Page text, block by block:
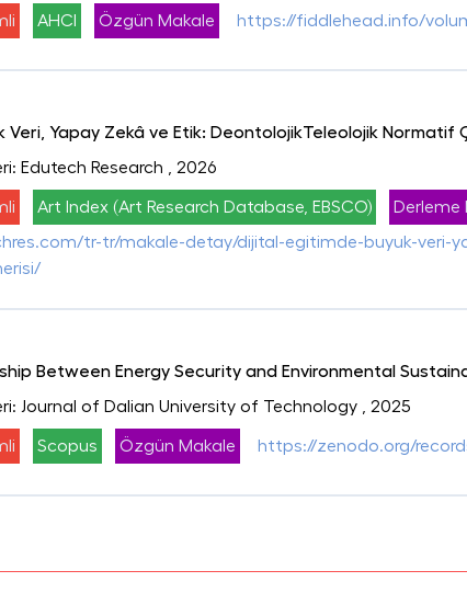
AHCI Özgün Makale https://fiddlehead.info/
Veri, Yapay Zekâ ve Etik: DeontolojikTeleolojik Normatif
Edutech Research , 2026
Art Index (Art Research Database, EBSCO)
Derleme
tr-tr/makale-detay/dijital-egitimde-buyuk-veri-
Between Energy Security and Environmental
Journal of Dalian University of Technology , 2025
Scopus Özgün Makale https://zenodo.org/